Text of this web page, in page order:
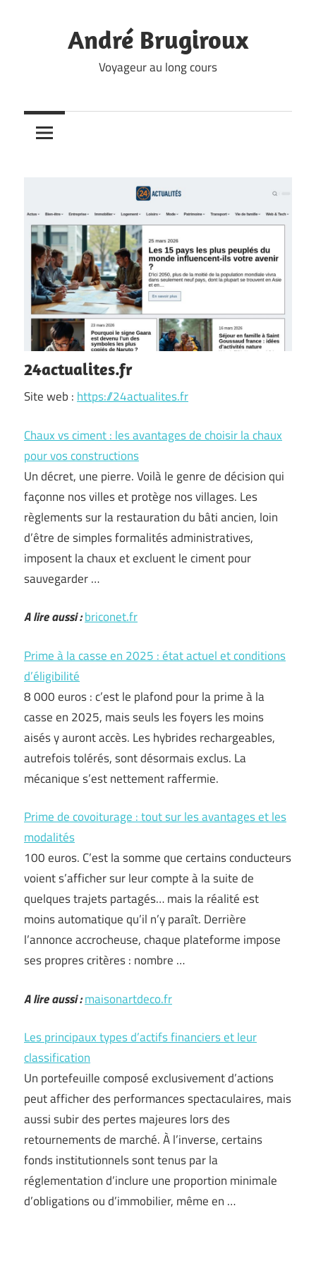
André Brugiroux
Voyageur au long cours
24actualites.fr
Site web : https://24actualites.fr
Chaux vs ciment : les avantages de choisir la chaux
pour vos constructions
Un décret, une pierre. Voilà le genre de décision qui
façonne nos villes et protège nos villages. Les
règlements sur la restauration du bâti ancien, loin
d’être de simples formalités administratives,
imposent la chaux et excluent le ciment pour
sauvegarder …
A lire aussi :briconet.fr
Prime à la casse en 2025 : état actuel et conditions
d’éligibilité
8 000 euros : c’est le plafond pour la prime à la
casse en 2025, mais seuls les foyers les moins
aisés y auront accès. Les hybrides rechargeables,
autrefois tolérés, sont désormais exclus. La
mécanique s’est nettement raffermie.
Prime de covoiturage : tout sur les avantages et les
modalités
100 euros. C’est la somme que certains conducteurs
voient s’afficher sur leur compte à la suite de
quelques trajets partagés… mais la réalité est
moins automatique qu’il n’y paraît. Derrière
l’annonce accrocheuse, chaque plateforme impose
ses propres critères : nombre …
A lire aussi :maisonartdeco.fr
Les principaux types d’actifs financiers et leur
classification
Un portefeuille composé exclusivement d’actions
peut afficher des performances spectaculaires, mais
aussi subir des pertes majeures lors des
retournements de marché. À l’inverse, certains
fonds institutionnels sont tenus par la
réglementation d’inclure une proportion minimale
d’obligations ou d’immobilier, même en …